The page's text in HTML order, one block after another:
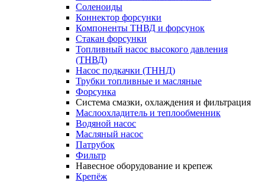
Соленоиды
Коннектор форсунки
Компоненты ТНВД и форсунок
Стакан форсунки
Топливный насос высокого давления
(ТНВД)
Насос подкачки (ТННД)
Трубки топливные и масляные
Форсунка
Система смазки, охлаждения и фильтрация
Маслоохладитель и теплообменник
Водяной насос
Масляный насос
Патрубок
Фильтр
Навесное оборудование и крепеж
Крепёж